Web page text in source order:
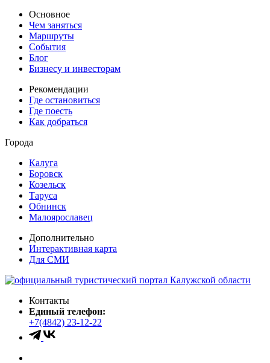
Основное
Чем заняться
Маршруты
События
Блог
Бизнесу и инвесторам
Рекомендации
Где остановиться
Где поесть
Как добраться
Города
Калуга
Боровск
Козельск
Таруса
Обнинск
Малоярославец
Дополнительно
Интерактивная карта
Для СМИ
Контакты
Единый телефон:
+7(4842) 23-12-22